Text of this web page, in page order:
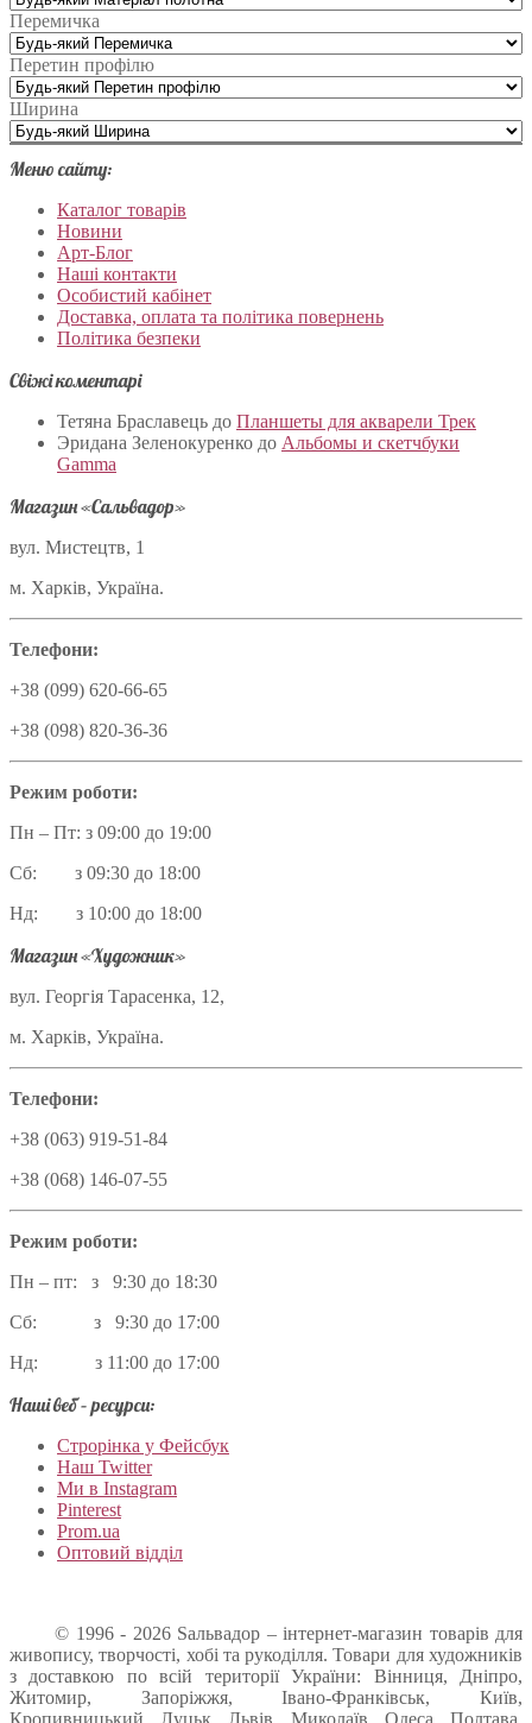
Перемичка
Перетин профілю
Ширина
Меню сайту:
Каталог товарів
Новини
Арт-Блог
Наші контакти
Особистий кабінет
Доставка, оплата та політика повернень
Політика безпеки
Свіжі коментарі
Тетяна Браславець до Планшеты для акварели Трек
Эридана Зеленокуренко до Альбомы и скетчбуки
Gamma
Магазин «Сальвадор»
вул. Мистецтв, 1
м. Харків, Україна.
Телефони:
+38 (099) 620-66-65
+38 (098) 820-36-36
Режим роботи:
Пн – Пт: з 09:00 до 19:00
Сб: з 09:30 до 18:00
Нд: з 10:00 до 18:00
Магазин «Художник»
вул. Георгія Тарасенка, 12,
м. Харків, Україна.
Телефони:
+38 (063) 919-51-84
+38 (068) 146-07-55
Режим роботи:
Пн – пт: з 9:30 до 18:30
Сб: з 9:30 до 17:00
Нд: з 11:00 до 17:00
Наші веб – ресурси:
Строрінка у Фейсбук
Наш Twitter
Ми в Instagram
Pinterest
Prom.ua
Оптовий відділ
© 1996 - 2026 Sальвадор – інтернет-магазин товарів для
живопису, творчості, хобі та рукоділля. Товари для художників
з доставкою по всій території України: Вінниця, Дніпро,
Житомир, Запоріжжя, Івано-Франківськ, Київ,